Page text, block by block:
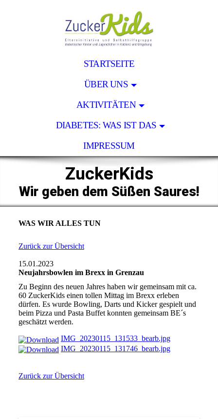
STARTSEITE
ÜBER UNS
AKTIVITÄTEN
DIABETES: WAS IST DAS
IMPRESSUM
ZuckerKids
Wir geben dem Süßen Saures!
WAS WIR ALLES TUN
Zurück zur Übersicht
15.01.2023
Neujahrsbowlen im Brexx in Grenzau
Zu Beginn des neuen Jahres haben wir gemeinsam mit ca.
60 ZuckerKids einen tollen Mittag im Brexx erleben
dürfen. Es wurde Bowling, Darts und Kicker gespielt und
beim Pizza und Pasta Buffet konnten gemeinsam BE´s
geschätzt werden.
IMG_20230115_131533_bearb.jpg
IMG_20230115_131746_bearb.jpg
Zurück zur Übersicht